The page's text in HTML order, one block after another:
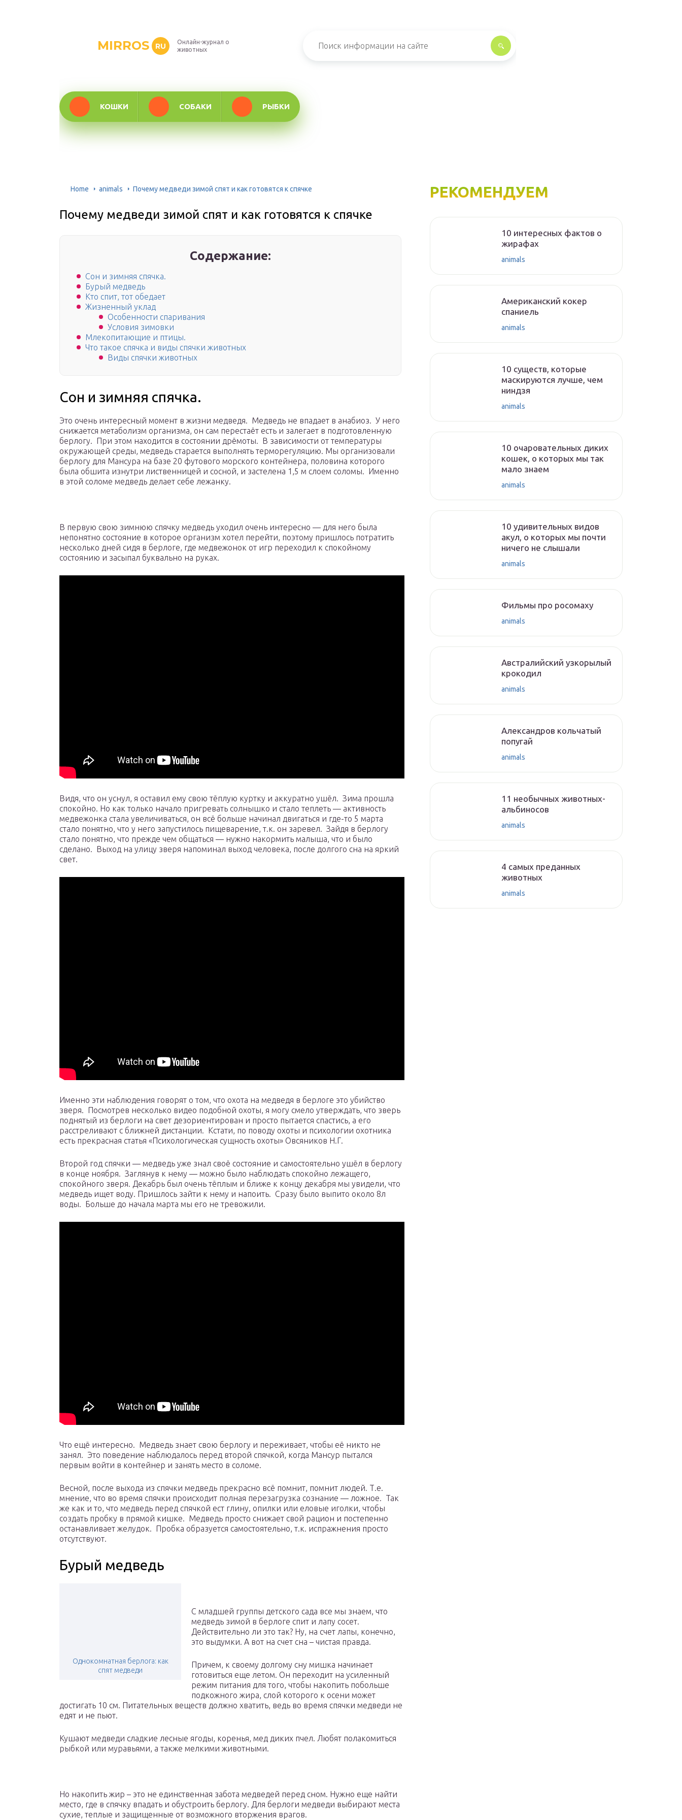
MIRROS RU
Онлайн-журнал о
животных
КОШКИ СОБАКИ РЫБКИ
Home animals Почему медведи зимой спят и как готовятся к спячке
Почему медведи зимой спят и как готовятся к спячке
Содержание:
Сон и зимняя спячка.
Бурый медведь
Кто спит, тот обедает
Жизненный уклад
Особенности спаривания
Условия зимовки
Млекопитающие и птицы.
Что такое спячка и виды спячки животных
Виды спячки животных
Сон и зимняя спячка.
Это очень интересный момент в жизни медведя. Медведь не впадает в анабиоз. У него
снижается метаболизм организма, он сам перестаёт есть и залегает в подготовленную
берлогу. При этом находится в состоянии дрёмоты. В зависимости от температуры
окружающей среды, медведь старается выполнять терморегуляцию. Мы организовали
берлогу для Мансура на базе 20 футового морского контейнера, половина которого
была обшита изнутри лиственницей и сосной, и застелена 1,5 м слоем соломы. Именно
в этой соломе медведь делает себе лежанку.
В первую свою зимнюю спячку медведь уходил очень интересно — для него была
непонятно состояние в которое организм хотел перейти, поэтому пришлось потратить
несколько дней сидя в берлоге, где медвежонок от игр переходил к спокойному
состоянию и засыпал буквально на руках.
Видя, что он уснул, я оставил ему свою тёплую куртку и аккуратно ушёл. Зима прошла
спокойно. Но как только начало пригревать солнышко и стало теплеть — активность
медвежонка стала увеличиваться, он всё больше начинал двигаться и где-то 5 марта
стало понятно, что у него запустилось пищеварение, т.к. он заревел. Зайдя в берлогу
стало понятно, что прежде чем общаться — нужно накормить малыша, что и было
сделано. Выход на улицу зверя напоминал выход человека, после долгого сна на яркий
свет.
Именно эти наблюдения говорят о том, что охота на медведя в берлоге это убийство
зверя. Посмотрев несколько видео подобной охоты, я могу смело утверждать, что зверь
поднятый из берлоги на свет дезориентирован и просто пытается спастись, а его
расстреливают с ближней дистанции. Кстати, по поводу охоты и психологии охотника
есть прекрасная статья «Психологическая сущность охоты» Овсяников Н.Г.
Второй год спячки — медведь уже знал своё состояние и самостоятельно ушёл в берлогу
в конце ноября. Заглянув к нему — можно было наблюдать спокойно лежащего,
спокойного зверя. Декабрь был очень тёплым и ближе к концу декабря мы увидели, что
медведь ищет воду. Пришлось зайти к нему и напоить. Сразу было выпито около 8л
воды. Больше до начала марта мы его не тревожили.
Что ещё интересно. Медведь знает свою берлогу и переживает, чтобы её никто не
занял. Это поведение наблюдалось перед второй спячкой, когда Мансур пытался
первым войти в контейнер и занять место в соломе.
Весной, после выхода из спячки медведь прекрасно всё помнит, помнит людей. Т.е.
мнение, что во время спячки происходит полная перезагрузка сознание — ложное. Так
же как и то, что медведь перед спячкой ест глину, опилки или еловые иголки, чтобы
создать пробку в прямой кишке. Медведь просто снижает свой рацион и постепенно
останавливает желудок. Пробка образуется самостоятельно, т.к. испражнения просто
отсутствуют.
Бурый медведь
Однокомнатная берлога: как
спят медведи
С младшей группы детского сада все мы знаем, что
медведь зимой в берлоге спит и лапу сосет.
Действительно ли это так? Ну, на счет лапы, конечно,
это выдумки. А вот на счет сна – чистая правда.
Причем, к своему долгому сну мишка начинает
готовиться еще летом. Он переходит на усиленный
режим питания для того, чтобы накопить побольше
подкожного жира, слой которого к осени может
достигать 10 см. Питательных веществ должно хватить, ведь во время спячки медведи не
едят и не пьют.
Кушают медведи сладкие лесные ягоды, коренья, мед диких пчел. Любят полакомиться
рыбкой или муравьями, а также мелкими животными.
Но накопить жир – это не единственная забота медведей перед сном. Нужно еще найти
место, где в спячку впадать и обустроить берлогу. Для берлоги медведи выбирают места
сухие, теплые и защищенные от возможного вторжения врагов.
РЕКОМЕНДУЕМ
10 интересных фактов о
жирафах
animals
Американский кокер
спаниель
animals
10 существ, которые
маскируются лучше, чем
ниндзя
animals
10 очаровательных диких
кошек, о которых мы так
мало знаем
animals
10 удивительных видов
акул, о которых мы почти
ничего не слышали
animals
Фильмы про росомаху
animals
Австралийский узкорылый
крокодил
animals
Александров кольчатый
попугай
animals
11 необычных животных-
альбиносов
animals
4 самых преданных
животных
animals